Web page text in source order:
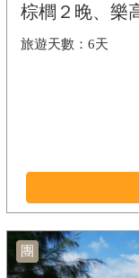
棕櫚２晚、樂
6天
團